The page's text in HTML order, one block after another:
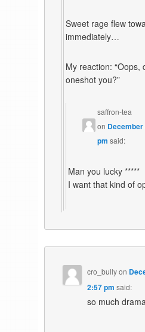
Sweet rage flew
immediately…
My reaction: “Oops,
oneshot you?”
saffron-tea
on December
pm said:
Man you lucky *****
I want that kind of
cro_bullyon
2:57 pm said:
so much